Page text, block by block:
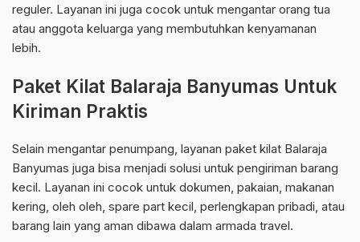
reguler. Layanan ini juga cocok untuk mengantar orang tua
atau anggota keluarga yang membutuhkan kenyamanan
lebih.
Paket Kilat Balaraja Banyumas Untuk
Kiriman Praktis
Selain mengantar penumpang, layanan paket kilat Balaraja
Banyumas juga bisa menjadi solusi untuk pengiriman barang
kecil. Layanan ini cocok untuk dokumen, pakaian, makanan
kering, oleh oleh, spare part kecil, perlengkapan pribadi, atau
barang lain yang aman dibawa dalam armada travel.